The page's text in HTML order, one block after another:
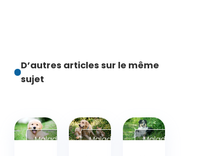
D’autres articles sur le même
sujet
Maladies
Maladies
Maladies